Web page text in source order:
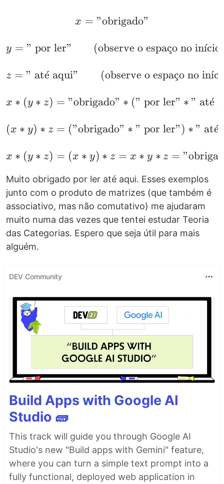
x =
x = "obrigado"
y = " por ler" (observe o espac
¸o no inı
ˊ
z = " ate
ˊ aqui" (observe o espac
¸o no inı
ˊ
x ∗ (y ∗ z) = "obrigado" ∗ (" por ler" ∗ " ate
ˊ
(x ∗ y) ∗ z = ("obrigado" ∗ " por ler") ∗ " ate
ˊ
x ∗ (y ∗ z) = (x ∗ y) ∗ z = x ∗ y ∗ z = "
Muito obrigado por ler até aqui. Esses exemplos
junto com o produto de matrizes (que também é
associativo, mas não comutativo) me ajudaram
muito numa das vezes que tentei estudar Teoria
das Categorias. Espero que seja útil para mais
alguém.
DEV Community
Build Apps with Google AI
Studio 🧱
This track will guide you through Google AI
Studio's new "Build apps with Gemini" feature,
where you can turn a simple text prompt into a
fully functional, deployed web application in